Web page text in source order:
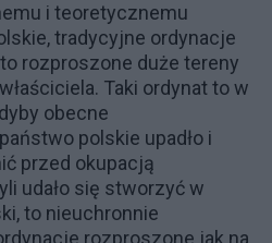
i teoretycznemu
tradycyjne ordynacje
rozproszone duże tereny
Taki ordynat to w
obecne
polskie upadło i
przed okupacją
udało się stworzyć w
to nieuchronnie
rozproszone jak na